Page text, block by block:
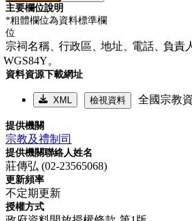
主要欄位說明
*粗體欄位為資料標準欄
位
宗祠名稱、行政區、地址、電話、負責
WGS84Y。
資料資源下載網址
XML 檢視資料 全國宗教
提供機關
宗教及禮制司
提供機關聯絡人姓名
莊傳弘 (02-23565068)
更新頻率
不定期更新
授權方式